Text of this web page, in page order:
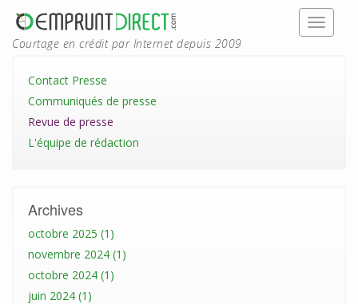
Courtage en crédit par Internet depuis 2009
Contact Presse
Communiqués de presse
Revue de presse
L'équipe de rédaction
Archives
octobre 2025 (1)
novembre 2024 (1)
octobre 2024 (1)
juin 2024 (1)